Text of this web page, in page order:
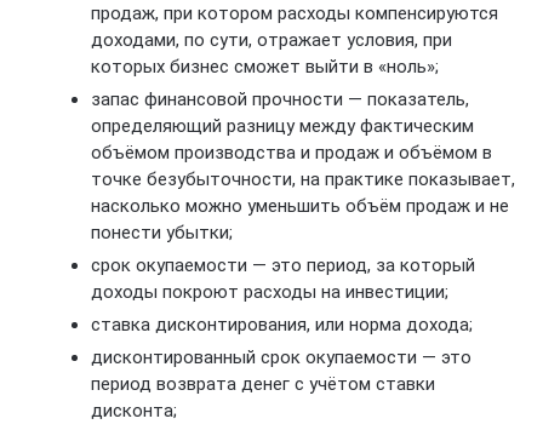
продаж, при котором расходы компенсируются
доходами, по сути, отражает условия, при
которых бизнес сможет выйти в «ноль»;
запас финансовой прочности — показатель,
определяющий разницу между фактическим
объёмом производства и продаж и объёмом в
точке безубыточности, на практике показывает,
насколько можно уменьшить объём продаж и не
понести убытки;
срок окупаемости — это период, за который
доходы покроют расходы на инвестиции;
ставка дисконтирования, или норма дохода;
дисконтированный срок окупаемости — это
период возврата денег с учётом ставки
дисконта;